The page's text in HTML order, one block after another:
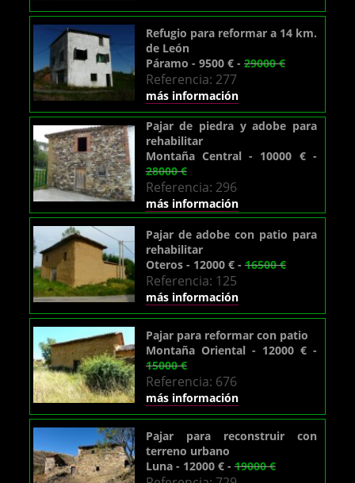
Refugio para reformar a 14 km.
de León
Páramo - 9500 € - 29000 €
Referencia: 277
más información
Pajar de piedra y adobe para
rehabilitar
Montaña Central - 10000 € -
28000 €
Referencia: 296
más información
Pajar de adobe con patio para
rehabilitar
Oteros - 12000 € - 16500 €
Referencia: 125
más información
Pajar para reformar con patio
Montaña Oriental - 12000 € -
15000 €
Referencia: 676
más información
Pajar para reconstruir con
terreno urbano
Luna - 12000 € - 19000 €